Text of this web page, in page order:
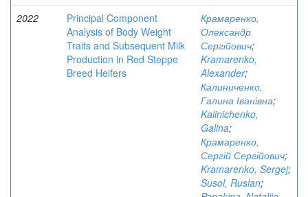
2022
Principal Component
Analysis of Body Weight
Traits and Subsequent Milk
Production in Red Steppe
Breed Heifers
Крамаренко,
Олександр
Сергійович;
Kramarenko,
Alexander;
Калиниченко,
Галина Іванівна;
Kalinichenko,
Galina;
Крамаренко,
Сергій Сергійович;
Kramarenko, Sergej;
Susol, Ruslan;